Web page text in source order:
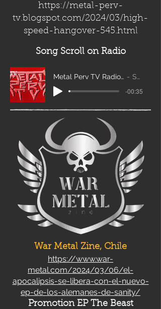
https://metal-perv-
tv.blogspot.com/2024/03/high-
speed-hangover-545.html
Song Scrollon Radio
Metal Perv TV Radio Scroll_edit2 Sanity
-00:35
War Metal Zine, Chile
https://www.war-
metal.com/2024/03/06/el-
apocalipsis-se-libera-con-el-nuevo-
ep-de-los-alemanes-de-sanity/
Promotion EP The Beast